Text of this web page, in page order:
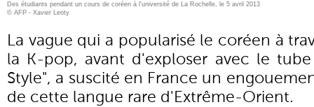
Des étudiants pendant un cours de coréen à l'université de La Rochelle, le 5 avril 2013
© AFP - Xavier Leoty
La vague qui a popularisé le coréen à
la K-pop, avant d'exploser avec le
Style", a suscité en France un
de cette langue rare d'Extrême-Orient.